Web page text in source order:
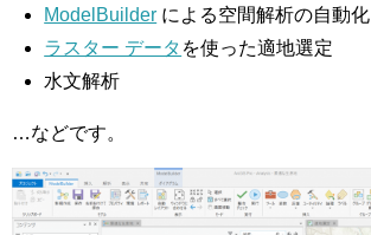
ModelBuilder による空間解析の自動化
ラスター データ を使った適地選定
水文解析
…などです。